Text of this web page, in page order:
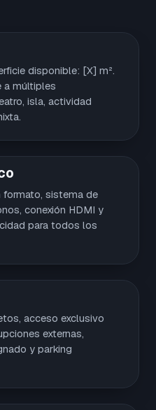
disponible: [X] m².
a múltiples
isla, actividad
formato, sistema de
conexión HDMI y
para todos los
acceso exclusivo
externas,
y parking